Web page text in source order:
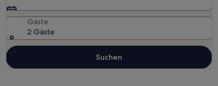
Gäste
2 Gäste
Suchen